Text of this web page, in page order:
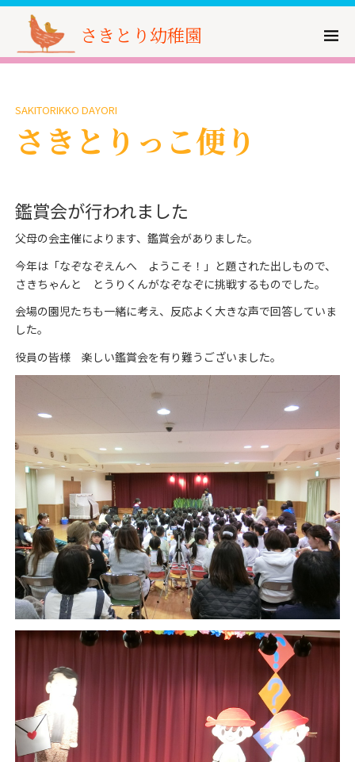
さきとり幼稚園
SAKITORIKKO DAYORI
さきとりっこ便り
鑑賞会が行われました
父母の会主催によります、鑑賞会がありました。
今年は「なぞなぞえんへ ようこそ！」と題された出しもので、
さきちゃんと とうりくんがなぞなぞに挑戦するものでした。
会場の園児たちも一緒に考え、反応よく大きな声で回答していま
した。
役員の皆様 楽しい鑑賞会を有り難うございました。